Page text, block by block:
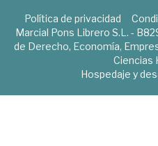
Política de privacidad
Marcial Pons Librero S.L. -
de Derecho, Economía,
Ciencias
Hospedaje y